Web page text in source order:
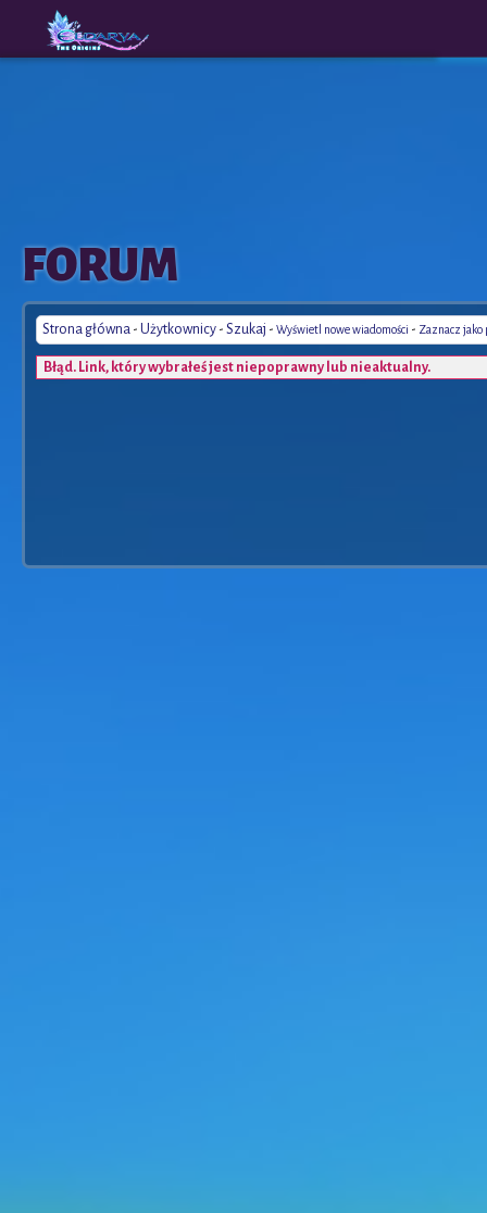
The
Origins
FORUM
Strona główna - Użytkownicy - Szukaj - Wyświetl nowe wiadomości - Zaznacz jako
Błąd. Link, który wybrałeś jest niepoprawny lub nieaktualny.